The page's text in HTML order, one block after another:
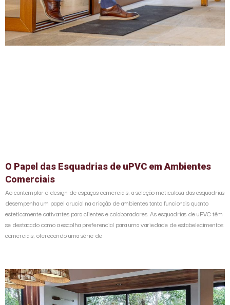
O Papel das Esquadrias de uPVC em Ambientes
Comerciais
Ao contemplar o design de espaços comerciais, a seleção meticulosa das esquadrias
desempenha um papel crucial na criação de ambientes tanto funcionais quanto
esteticamente cativantes para clientes e colaboradores. As esquadrias de uPVC têm
se destacado como a escolha preferencial para uma variedade de estabelecimentos
comerciais, oferecendo uma série de